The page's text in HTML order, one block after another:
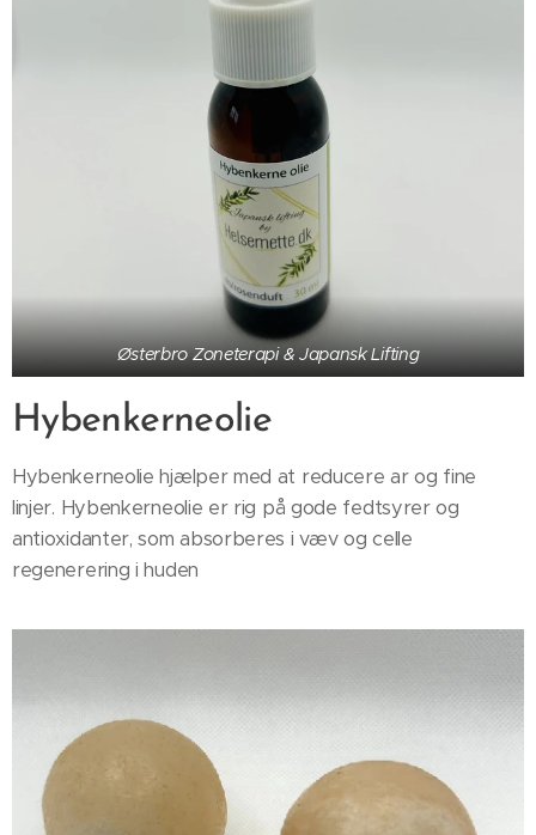
Østerbro Zoneterapi & Japansk Lifting
Hybenkerneolie
Hybenkerneolie hjælper med at reducere ar og fine
linjer. Hybenkerneolie er rig på gode fedtsyrer og
antioxidanter, som absorberes i væv og celle
regenerering i huden